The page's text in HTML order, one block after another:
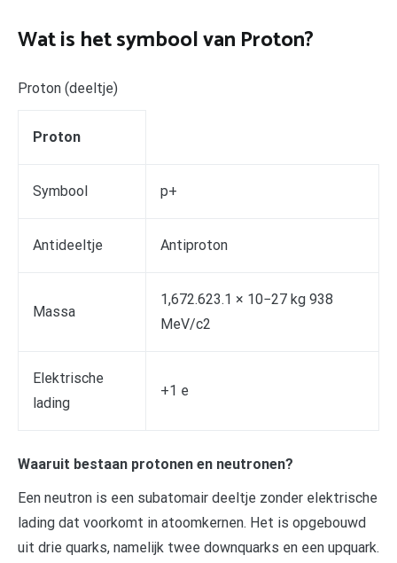
Wat is het symbool van Proton?
Proton (deeltje)
Proton
Symbool p+
Antideeltje Antiproton
Massa
1,672.623.1 × 10−27 kg 938
MeV/c2
Elektrische
lading
+1 e
Waaruit bestaan protonen en neutronen?
Een neutron is een subatomair deeltje zonder elektrische
lading dat voorkomt in atoomkernen. Het is opgebouwd
uit drie quarks, namelijk twee downquarks en een upquark.